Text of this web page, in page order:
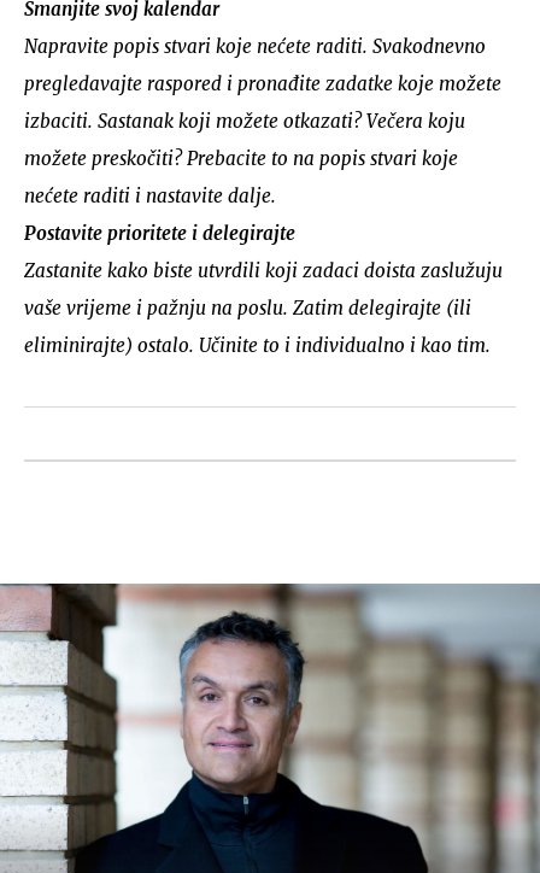
Smanjite svoj kalendar
Napravite popis stvari koje nećete raditi. Svakodnevno
pregledavajte raspored i pronađite zadatke koje možete
izbaciti. Sastanak koji možete otkazati? Večera koju
možete preskočiti? Prebacite to na popis stvari koje
nećete raditi i nastavite dalje.
Postavite prioritete i delegirajte
Zastanite kako biste utvrdili koji zadaci doista zaslužuju
vaše vrijeme i pažnju na poslu. Zatim delegirajte (ili
eliminirajte) ostalo. Učinite to i individualno i kao tim.